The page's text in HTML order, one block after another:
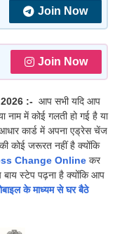
Join Now
Join Now
:- आप सभी यदि आप
नाम में कोई गलती हो गई है या
कार्ड में अपना एड्रेस चेंज
कोई जरूरत नहीं है क्योंकि
Change Online कर
स्टेप पढ़ना है क्योंकि आप
के माध्यम से घर बैठे